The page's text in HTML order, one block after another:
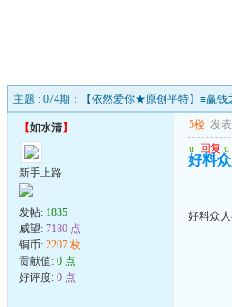
主题 : 074期：【依然爱你★原创平特】≡赢钱
【如水清】
新手上路
发帖: 1835
威望: 7180 点
铜币: 2207 枚
贡献值: 0 点
好评度: 0 点
5楼 发
u 回复 u
好料
好料众